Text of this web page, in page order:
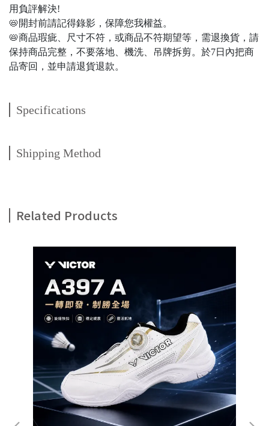
用負評解決!
📛開封前請記得錄影，保障您我權益。
📛商品瑕疵、尺寸不符，或商品不符期望等，需退換貨，請
保持商品完整，不要落地、機洗、吊牌拆剪。於7日內把商
品寄回，並申請退貨退款。
Specifications
Shipping Method
Related Products